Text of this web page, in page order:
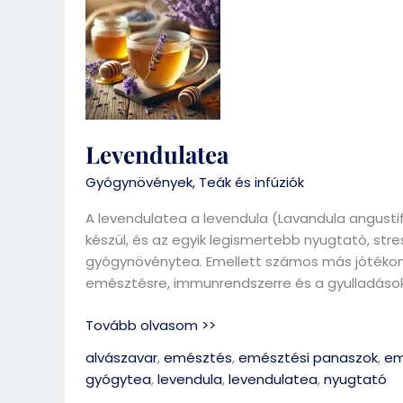
Levendulatea
Gyógynövények, Teák és infúziók
A levendulatea a levendula (Lavandula
készül, és az egyik legismertebb nyugtató,
gyógynövénytea. Emellett számos más
emésztésre, immunrendszerre és a
Tovább olvasom >>
alvászavar,emésztés,emésztési panaszok,
gyógytea,levendula,levendulatea,nyugtató